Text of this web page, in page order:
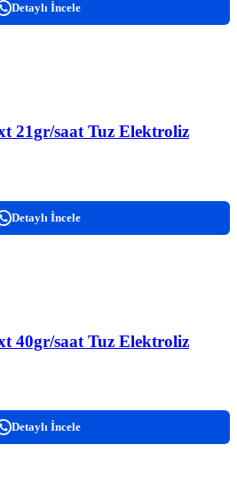
Detaylı İncele
21gr/saat Tuz Elektroliz
Detaylı İncele
40gr/saat Tuz Elektroliz
Detaylı İncele